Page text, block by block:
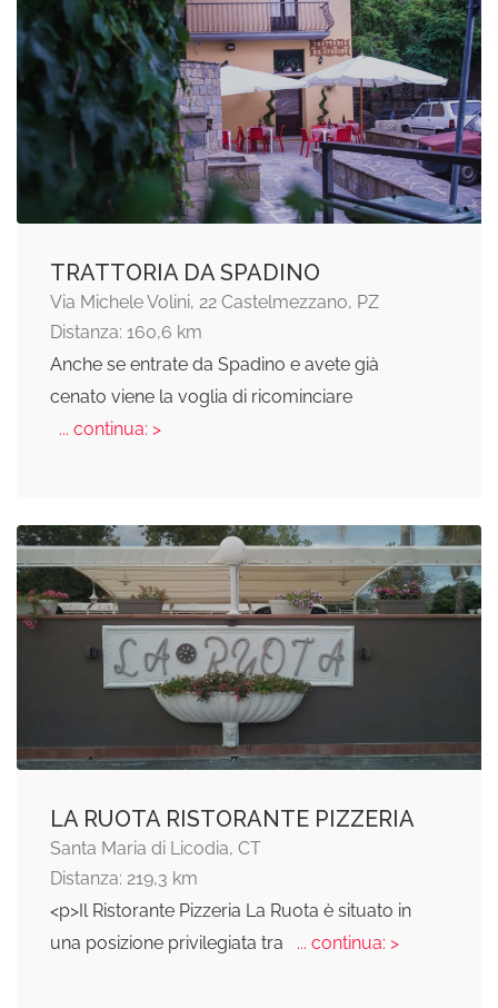
TRATTORIA DA SPADINO
Via Michele Volini, 22 Castelmezzano, PZ
Distanza: 160,6 km
Anche se entrate da Spadino e avete già
cenato viene la voglia di ricominciare
... continua: >
LA RUOTA RISTORANTE PIZZERIA
Santa Maria di Licodia, CT
Distanza: 219,3 km
<p>Il Ristorante Pizzeria La Ruota è situato in
una posizione privilegiata tra
... continua: >